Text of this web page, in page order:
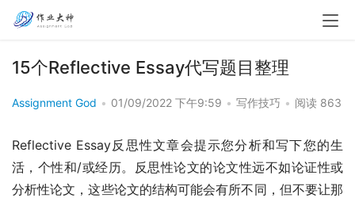
15个Reflective Essay代写题目整理
Assignment God • 01/09/2022 下午9:59 • 写作技巧 • 阅读 863
Reflective Essay反思性文章会提示您分析和写下您的生
活，个性和/或经历。反思性论文的论文性远不如论证性或
分析性论文，这些论文的结构可能会有所不同，但不要让那